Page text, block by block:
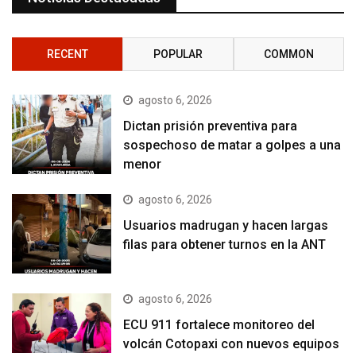
RECENT POPULAR COMMON
agosto 6, 2026
Dictan prisión preventiva para
sospechoso de matar a golpes a una
menor
agosto 6, 2026
Usuarios madrugan y hacen largas
filas para obtener turnos en la ANT
agosto 6, 2026
ECU 911 fortalece monitoreo del
volcán Cotopaxi con nuevos equipos